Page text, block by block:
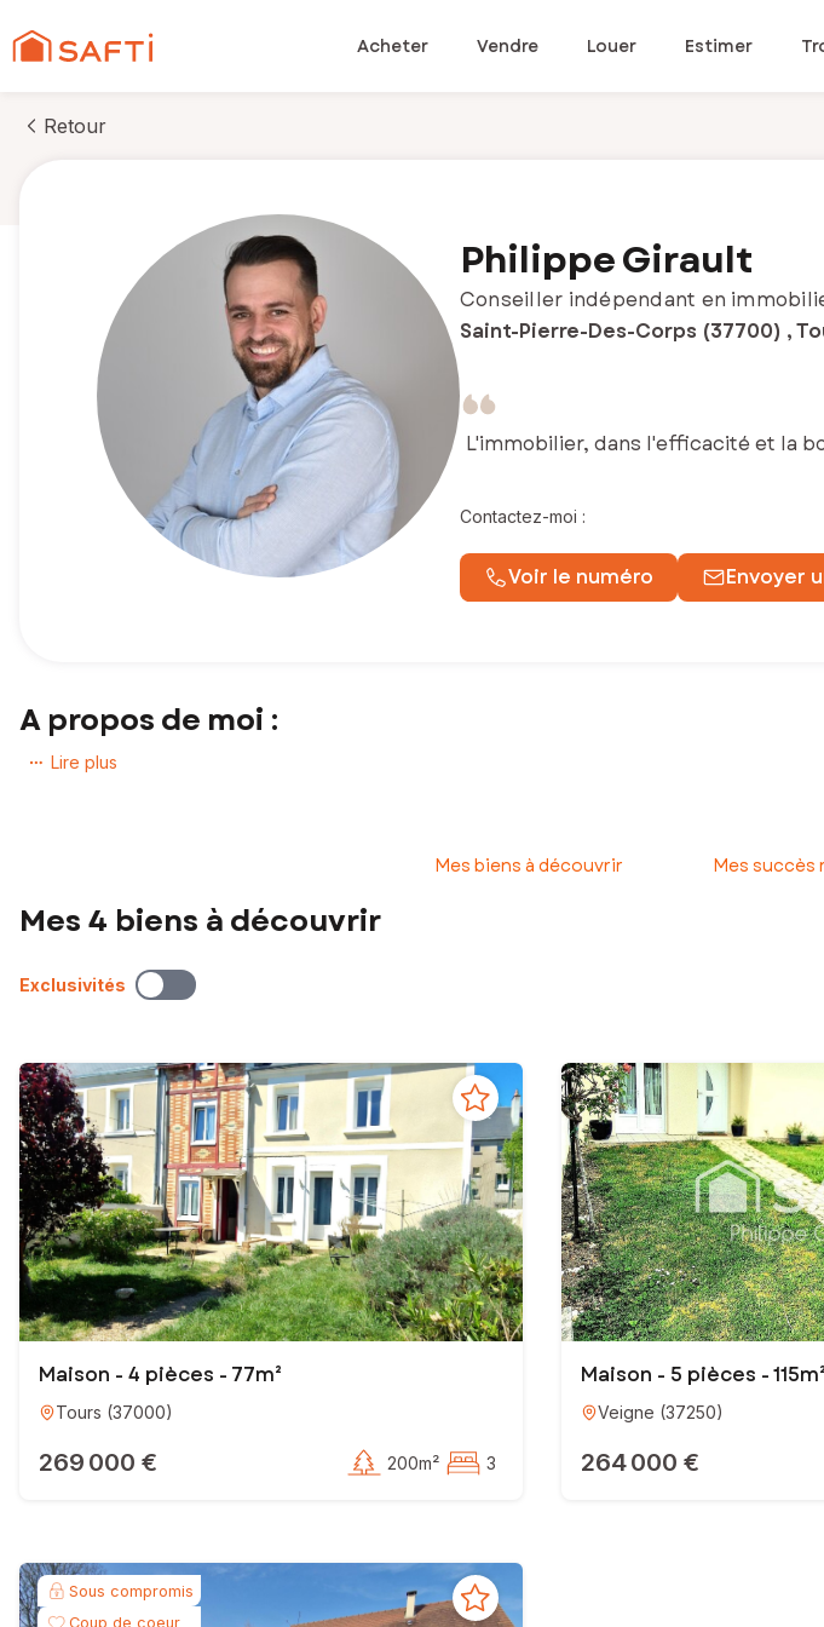
Acheter Vendre Louer Estimer
Retour
Philippe Girault
Conseiller indépendant en
Saint-Pierre-Des-Corps (37700) ,
Contactez-moi :
Voir le numéro Envoyer
L'immobilier, dans l'efficacité et la
A propos de moi :
Bienvenue sur mon mini-site SAFTI !
Contactez-moi pour en parler et avancer concrètement ensemble !
EI - Agent commercial - 788 967 024 RSAC TOURS
Lire plus
Mes biens à découvrir Mes succès
Mes 4 biens à découvrir
Exclusivités
Maison - 4 pièces - 77m²
Tours (37000)
269 000 € 200m² 3
Maison - 5 pièces - 115m²
Veigne (37250)
264 000 €
Sous compromis
Coup de coeur